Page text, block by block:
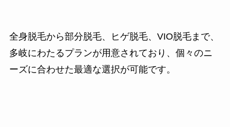
全身脱毛から部分脱毛、ヒゲ脱毛、VIO脱毛まで、
多岐にわたるプランが用意されており、個々のニ
ーズに合わせた最適な選択が可能です。